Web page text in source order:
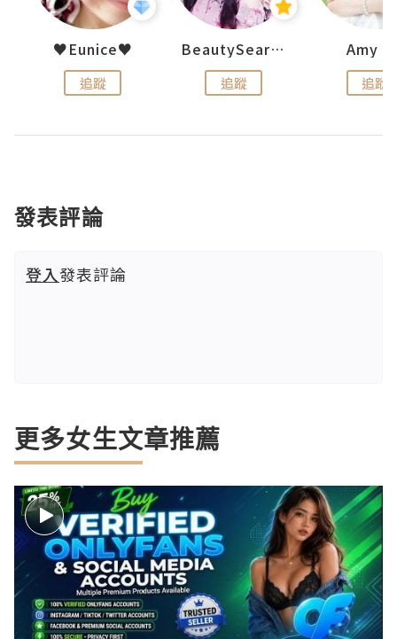
♥Eunice♥
追蹤
BeautySearch
追蹤
Amy
追蹤
發表評論
登入發表評論
更多女生文章推薦